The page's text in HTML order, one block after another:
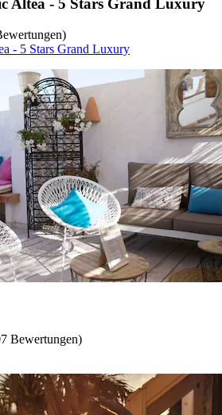
Altea - 5 Stars Grand Luxury
- 5 Stars Grand Luxury
Bewertungen)